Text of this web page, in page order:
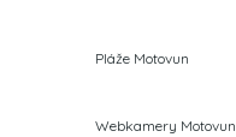
Pláže Motovun
Webkamery Motovun